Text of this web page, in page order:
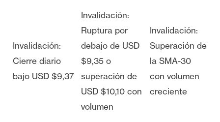
Invalidación:
Cierre diario
bajo USD $9,37
Invalidación:
Ruptura por
debajo de USD
$9,35 o
superación de
USD $10,10 con
volumen
Invalidación:
Superación de
la SMA-30
con volumen
creciente